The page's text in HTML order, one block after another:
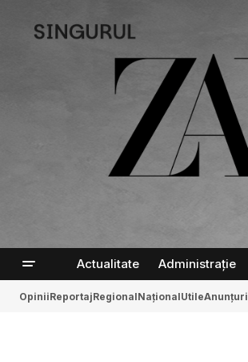
Actualitate Administrație
OpiniiReportajRegionalNaționalUtileAnunțuri